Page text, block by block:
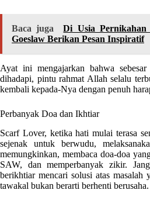
Baca juga
Di Usia
Goeslaw Berikan Pesan Inspiratif
Ayat ini mengajarkan bahwa
dihadapi, pintu rahmat Allah selalu
kembali kepada-Nya dengan penuh
Perbanyak Doa dan Ikhtiar
Scarf Lover, ketika hati mulai terasa
sejenak untuk berwudu,
memungkinkan, membaca doa-doa
SAW, dan memperbanyak zikir.
berikhtiar mencari solusi atas masalah
tawakal bukan berarti berhenti berusaha.